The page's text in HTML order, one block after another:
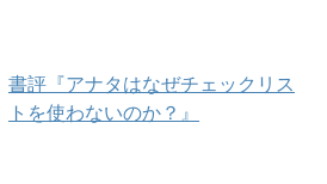
書評『アナタはなぜチェックリス
トを使わないのか？』